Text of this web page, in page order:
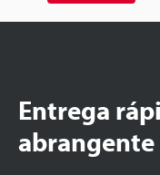
Entrega
abrangente